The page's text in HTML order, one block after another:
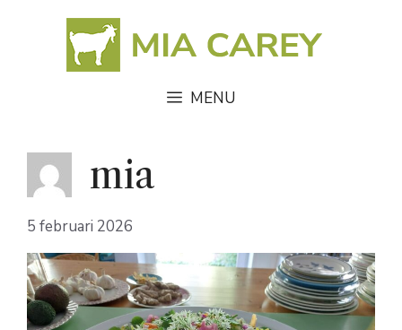
MENU
mia
5 februari 2026